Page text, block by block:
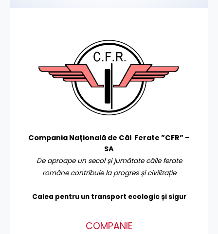
Compania Națională de Căi Ferate ”CFR” –
SA
De aproape un secol și jumătate căile ferate
române contribuie la progres și civilizație
Calea pentru un transport ecologic și sigur
COMPANIE